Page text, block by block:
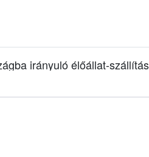
irányuló élőállat-